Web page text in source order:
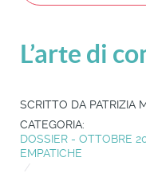
L’arte di
SCRITTO DA PATRIZIA
CATEGORIA:
DOSSIER - OTTOBRE
EMPATICHE